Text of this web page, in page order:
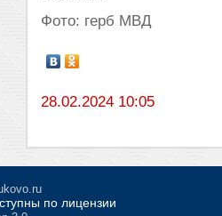
Фото: герб МВД
28.02.2024 10:05
по лицензии